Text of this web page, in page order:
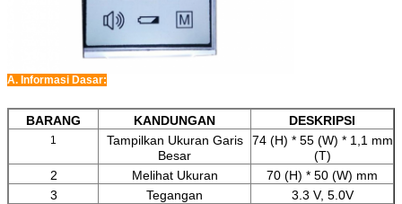
A. Informasi Dasar:
BARANG KANDUNGAN DESKRIPSI
1
Tampilkan Ukuran Garis
Besar
74 (H) * 55 (W) * 1,1 mm
(T)
2
Melihat Ukuran
70 (H) * 50 (W) mm
3
Tegangan
3.3 V, 5.0V